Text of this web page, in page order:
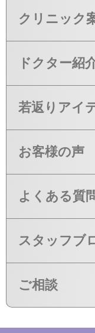
クリニック
ドクター紹
若返りアイ
お客様の声
よくある質
スタッフブ
ご相談